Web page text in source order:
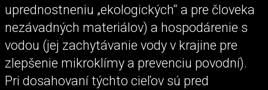
uprednostneniu „ekologických“ a pre človeka
nezávadných materiálov) a hospodárenie s
vodou (jej zachytávanie vody v krajine pre
zlepšenie mikroklímy a prevenciu povodní).
Pri dosahovaní týchto cieľov sú pred